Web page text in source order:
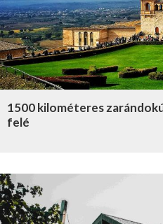
1500 kilométeres
felé